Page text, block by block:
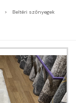
Beltéri szőnyegek